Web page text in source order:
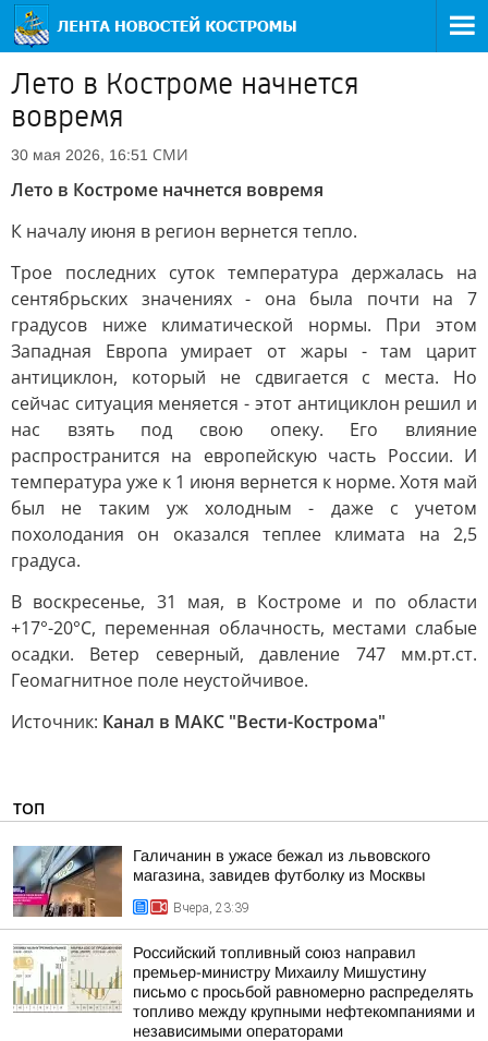
Лето в Костроме начнется
вовремя
30 мая 2026, 16:51 СМИ
Лето в Костроме начнется вовремя
К началу июня в регион вернется тепло.
Трое последних суток температура держалась на
сентябрьских значениях - она была почти на 7
градусов ниже климатической нормы. При этом
Западная Европа умирает от жары - там царит
антициклон, который не сдвигается с места. Но
сейчас ситуация меняется - этот антициклон решил и
нас взять под свою опеку. Его влияние
распространится на европейскую часть России. И
температура уже к 1 июня вернется к норме. Хотя май
был не таким уж холодным - даже с учетом
похолодания он оказался теплее климата на 2,5
градуса.
В воскресенье, 31 мая, в Костроме и по области
+17°-20°С, переменная облачность, местами слабые
осадки. Ветер северный, давление 747 мм.рт.ст.
Геомагнитное поле неустойчивое.
Источник: Канал в МАКС "Вести-Кострома"
ТОП
Галичанин в ужасе бежал из львовского
магазина, завидев футболку из Москвы
Вчера, 23:39
Российский топливный союз направил
премьер-министру Михаилу Мишустину
письмо с просьбой равномерно распределять
топливо между крупными нефтекомпаниями и
независимыми операторами